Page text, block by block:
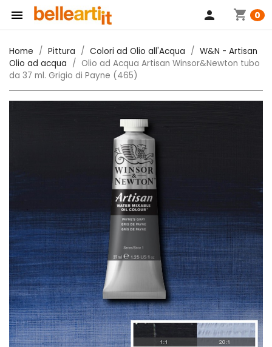
 shopping_cart 0
person
Home Pittura Colori ad Olio all'Acqua
W&N - Artisan
Olio ad acqua
Olio ad Acqua Artisan Winsor&Newton tubo
da 37 ml. Grigio di Payne (465)